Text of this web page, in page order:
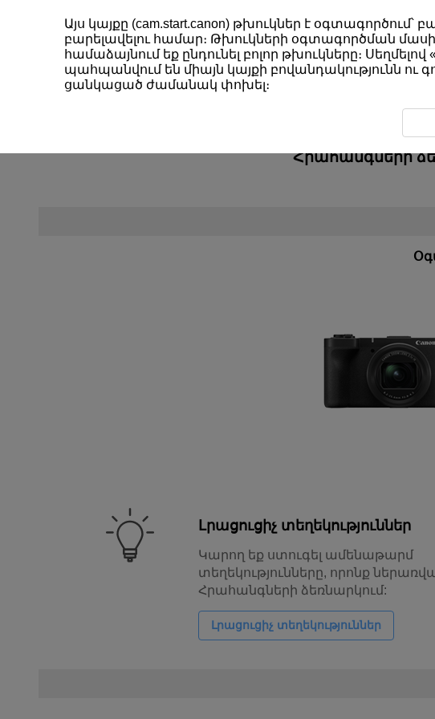
Հրահանգների
Լրացուցիչ տեղեկություններ
Կարող եք ստուգել ամենաթարմ
տեղեկությունները, որոնք
Հրահանգների ձեռնարկում:
Լրացուցիչ տեղեկություններ
Այս կայքը (cam.start.canon) թխուկներ է
բարելավելու համար։ Թխուկների օգտագործման
համաձայնում եք ընդունել բոլոր թխուկները։ Սեղմելով
պահպանվում են միայն կայքի բովանդակությունն ու
ցանկացած ժամանակ փոխել։